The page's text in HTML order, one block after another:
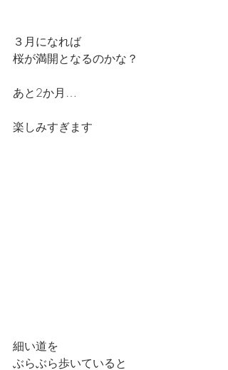
３月になれば
桜が満開となるのかな？
あと2か月…
楽しみすぎます
細い道を
ぶらぶら歩いていると